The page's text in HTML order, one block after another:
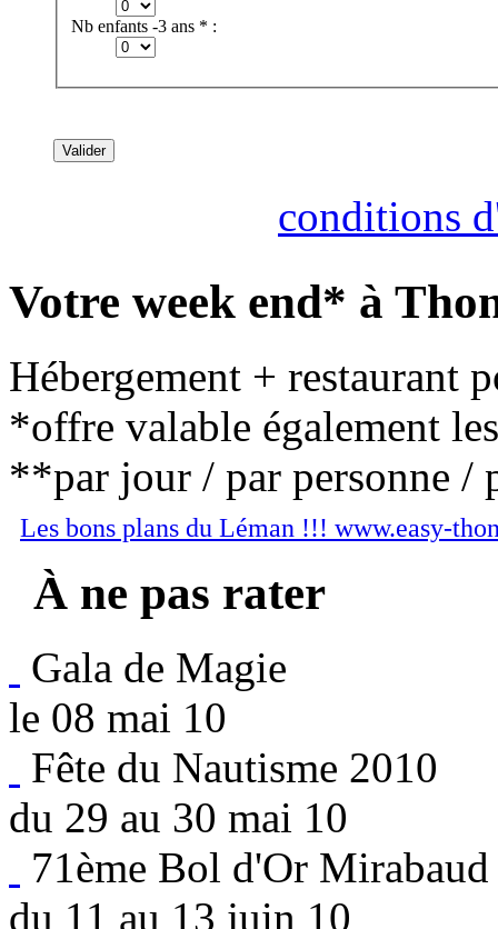
Nb enfants -3 ans * :
conditions
Votre week end* à
Hébergement + restaurant
*offre valable également
**par jour / par personne /
Les bons plans du Léman !!! www.easy-
À ne pas rater
Gala de Magie
le 08 mai 10
Fête du Nautisme 2010
du 29 au 30 mai 10
71ème Bol d'Or Mirabaud
du 11 au 13 juin 10